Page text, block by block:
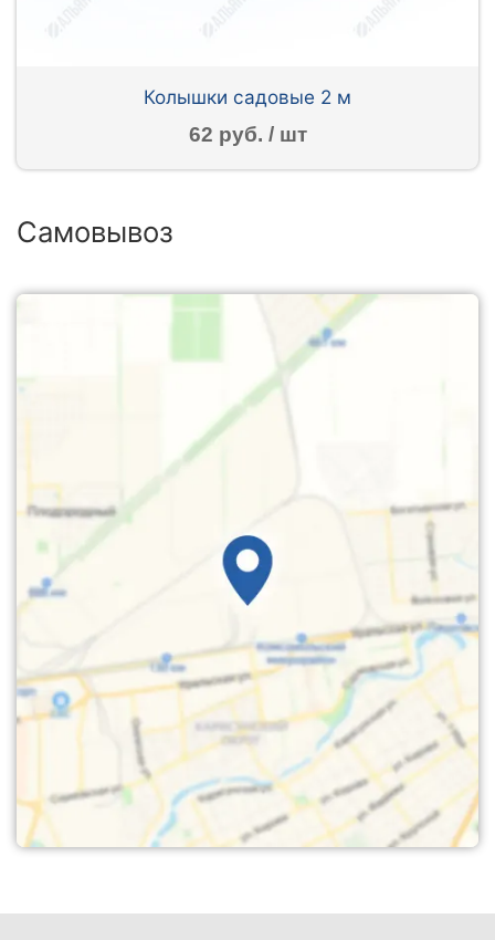
Колышки садовые 2 м
62 руб. / шт
Самовывоз